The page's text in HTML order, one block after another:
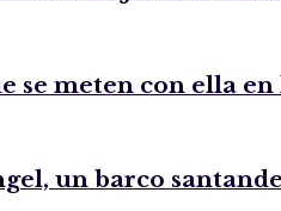
se meten con ella en
un barco